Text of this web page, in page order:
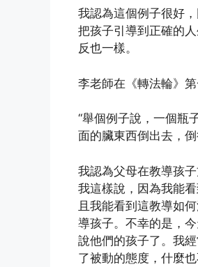
我認為這個例子很好
把孩子引導到正確的
反也一樣。
李老師在《轉法輪》第
“舉個例子說，一個瓶
面的臟東西倒出去，
我認為父母在教導孩
我這樣說，因為我能
且我能看到這教導如
導孩子。不幸的是，
說他們的孩子了。我
了被動的態度，什麼